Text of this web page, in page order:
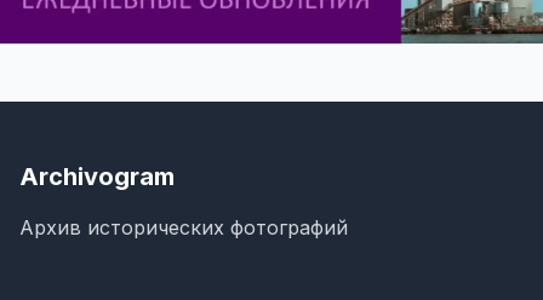
Archivogram
Архив исторических фотографий